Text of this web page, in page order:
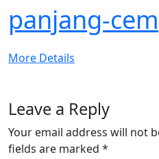
panjang-
More Details
Leave a Reply
Your email address will not
fields are marked *